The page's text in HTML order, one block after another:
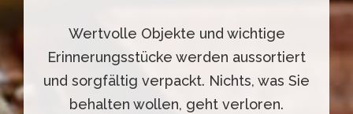
Wertvolle Objekte und wichtige
Erinnerungsstücke werden aussortiert
und sorgfältig verpackt. Nichts, was Sie
behalten wollen, geht verloren.